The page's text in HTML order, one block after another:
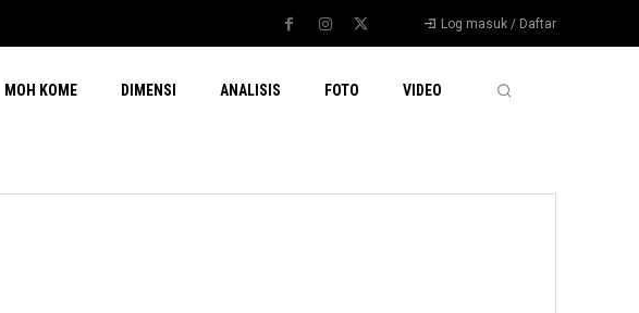
Log masuk / Daftar
MOH KOME DIMENSI ANALISIS FOTO VIDEO